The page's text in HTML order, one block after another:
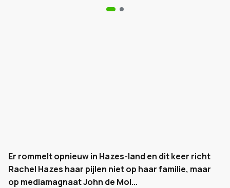
Er rommelt opnieuw in Hazes-land en dit keer richt
Rachel Hazes haar pijlen niet op haar familie, maar
op mediamagnaat John de Mol...